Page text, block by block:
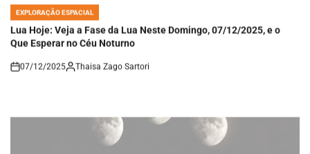
POSTED
IN
EXPLORAÇÃO ESPACIAL
Lua Hoje: Veja a Fase da Lua Neste Domingo, 07/12/2025, e o
Que Esperar no Céu Noturno
on